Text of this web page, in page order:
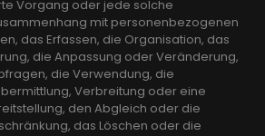
Vorgang oder jede solche
mit personenbezogenen
das Erfassen, die Organisation, das
die Anpassung oder Veränderung,
die Verwendung, die
Verbreitung oder eine
den Abgleich oder die
das Löschen oder die